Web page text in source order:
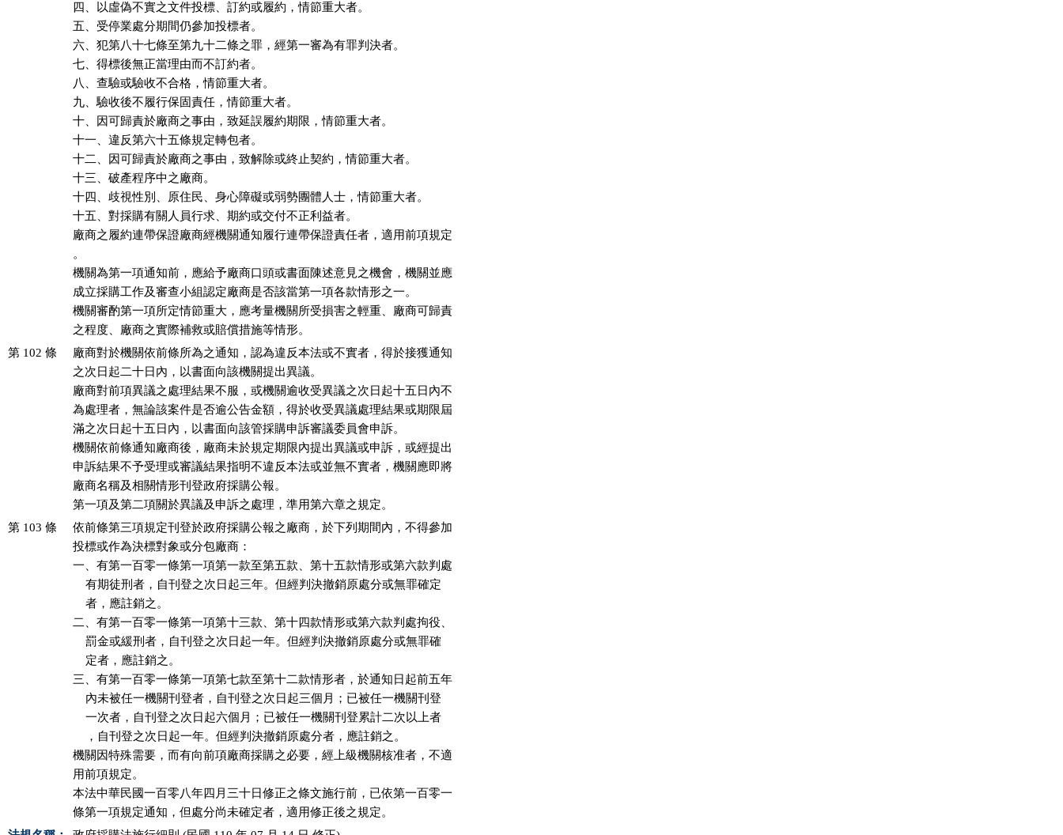
四、以虛偽不實之文件投標、訂約或履約，情節重大者。
五、受停業處分期間仍參加投標者。
六、犯第八十七條至第九十二條之罪，經第一審為有罪判決者。
七、得標後無正當理由而不訂約者。
八、查驗或驗收不合格，情節重大者。
九、驗收後不履行保固責任，情節重大者。
十、因可歸責於廠商之事由，致延誤履約期限，情節重大者。
十一、違反第六十五條規定轉包者。
十二、因可歸責於廠商之事由，致解除或終止契約，情節重大者。
十三、破產程序中之廠商。
十四、歧視性別、原住民、身心障礙或弱勢團體人士，情節重大者。
十五、對採購有關人員行求、期約或交付不正利益者。
廠商之履約連帶保證廠商經機關通知履行連帶保證責任者，適用前項規定
。
機關為第一項通知前，應給予廠商口頭或書面陳述意見之機會，機關並應
成立採購工作及審查小組認定廠商是否該當第一項各款情形之一。
機關審酌第一項所定情節重大，應考量機關所受損害之輕重、廠商可歸責
之程度、廠商之實際補救或賠償措施等情形。
第 102 條
廠商對於機關依前條所為之通知，認為違反本法或不實者，得於接獲通知
之次日起二十日內，以書面向該機關提出異議。
廠商對前項異議之處理結果不服，或機關逾收受異議之次日起十五日內不
為處理者，無論該案件是否逾公告金額，得於收受異議處理結果或期限屆
滿之次日起十五日內，以書面向該管採購申訴審議委員會申訴。
機關依前條通知廠商後，廠商未於規定期限內提出異議或申訴，或經提出
申訴結果不予受理或審議結果指明不違反本法或並無不實者，機關應即將
廠商名稱及相關情形刊登政府採購公報。
第一項及第二項關於異議及申訴之處理，準用第六章之規定。
第 103 條
依前條第三項規定刊登於政府採購公報之廠商，於下列期間內，不得參加
投標或作為決標對象或分包廠商：
一、有第一百零一條第一項第一款至第五款、第十五款情形或第六款判處
    有期徒刑者，自刊登之次日起三年。但經判決撤銷原處分或無罪確定
    者，應註銷之。
二、有第一百零一條第一項第十三款、第十四款情形或第六款判處拘役、
    罰金或緩刑者，自刊登之次日起一年。但經判決撤銷原處分或無罪確
    定者，應註銷之。
三、有第一百零一條第一項第七款至第十二款情形者，於通知日起前五年
    內未被任一機關刊登者，自刊登之次日起三個月；已被任一機關刊登
    一次者，自刊登之次日起六個月；已被任一機關刊登累計二次以上者
    ，自刊登之次日起一年。但經判決撤銷原處分者，應註銷之。
機關因特殊需要，而有向前項廠商採購之必要，經上級機關核准者，不適
用前項規定。
本法中華民國一百零八年四月三十日修正之條文施行前，已依第一百零一
條第一項規定通知，但處分尚未確定者，適用修正後之規定。